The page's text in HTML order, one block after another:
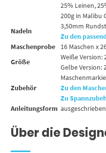
25% Leinen,
200g in Malibu
Nadeln
3,50mm
Zu den
Maschenprobe
16 Maschen x
Größe
Weiße Version:
Gelbe Version:
Zubehör
Zu den
Zu
Anleitungsform
Über die